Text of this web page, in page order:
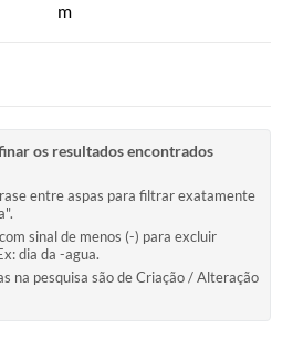
os resultados encontrados
entre aspas para filtrar exatamente
sinal de menos (-) para excluir
dia da -agua.
na pesquisa são de Criação / Alteração